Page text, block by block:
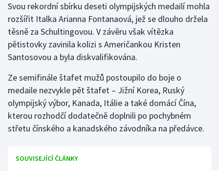
Jezdectví
Judo
Lezení
Lyže a snowboard
Motorsport
Svou rekordní sbírku deseti olympijských medailí mohla
rozšířit Italka Arianna Fontanaová, jež se dlouho držela
těsně za Schultingovou. V závěru však vítězka
pětistovky zavinila kolizi s Američankou Kristen
Santosovou a byla diskvalifikována.
Ze semifinále štafet mužů postoupilo do boje o
medaile nezvykle pět štafet – Jižní Korea, Ruský
olympijský výbor, Kanada, Itálie a také domácí Čína,
kterou rozhodčí dodatečně doplnili po pochybném
střetu čínského a kanadského závodníka na předávce.
SOUVISEJÍCÍ ČLÁNKY